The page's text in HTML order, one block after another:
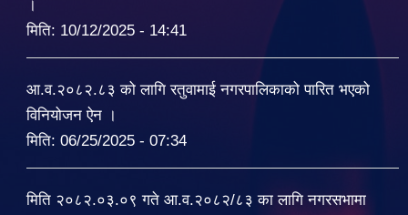
।
मिति: 10/12/2025 - 14:41
आ.व.२०८२.८३ को लागि रतुवामाई नगरपालिकाको पारित भएको
विनियोजन ऐन ।
मिति: 06/25/2025 - 07:34
मिति २०८२.०३.०९ गते आ.व.२०८२/८३ का लागि नगरसभामा